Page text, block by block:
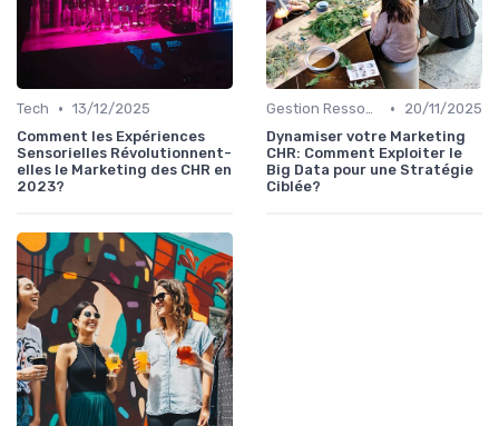
Tech • 13/12/2025
Comment les Expériences
Sensorielles Révolutionnent-
elles le Marketing des CHR en
2023?
Gestion Ressources •
20/11/2025
Dynamiser votre Marketing
CHR: Comment Exploiter le
Big Data pour une Stratégie
Ciblée?